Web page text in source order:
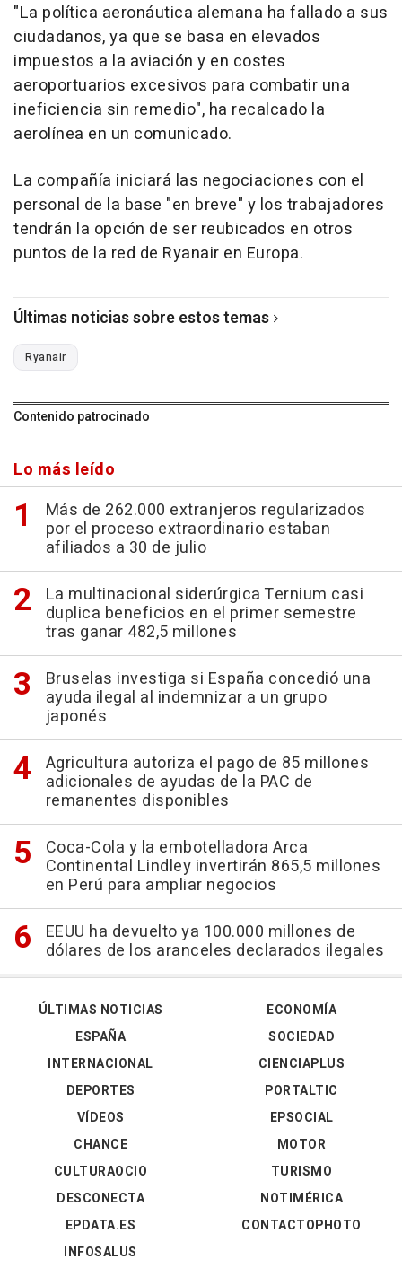
"La política aeronáutica alemana ha fallado a sus
ciudadanos, ya que se basa en elevados
impuestos a la aviación y en costes
aeroportuarios excesivos para combatir una
ineficiencia sin remedio", ha recalcado la
aerolínea en un comunicado.
La compañía iniciará las negociaciones con el
personal de la base "en breve" y los trabajadores
tendrán la opción de ser reubicados en otros
puntos de la red de Ryanair en Europa.
Últimas noticias sobre estos temas
Ryanair
Contenido patrocinado
Lo más leído
Más de 262.000 extranjeros regularizados
por el proceso extraordinario estaban
afiliados a 30 de julio
La multinacional siderúrgica Ternium casi
duplica beneficios en el primer semestre
tras ganar 482,5 millones
Bruselas investiga si España concedió una
ayuda ilegal al indemnizar a un grupo
japonés
Agricultura autoriza el pago de 85 millones
adicionales de ayudas de la PAC de
remanentes disponibles
Coca-Cola y la embotelladora Arca
Continental Lindley invertirán 865,5 millones
en Perú para ampliar negocios
EEUU ha devuelto ya 100.000 millones de
dólares de los aranceles declarados ilegales
ÚLTIMAS NOTICIAS
ESPAÑA
INTERNACIONAL
DEPORTES
VÍDEOS
ECONOMÍA
SOCIEDAD
CIENCIAPLUS
PORTALTIC
EPSOCIAL
CHANCE
CULTURAOCIO
DESCONECTA
EPDATA.ES
INFOSALUS
MOTOR
TURISMO
NOTIMÉRICA
CONTACTOPHOTO